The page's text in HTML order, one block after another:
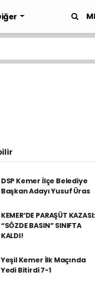
DSP Kemer İlçe Belediye
Başkan Adayı Yusuf Üras
KEMER’DE PARAŞÜT KAZASI:
“SÖZDE BASIN” SINIFTA
KALDI!
Yeşil Kemer İlk Maçında
Yedi Bitirdi 7-1